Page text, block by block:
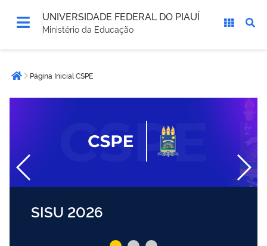
UNIVERSIDADE FEDERAL DO PIAUÍ
Ministério da Educação
estáPágina inicial
Página Inicial CSPE
SISU 2026